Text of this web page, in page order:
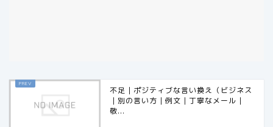
不足｜ポジティブな言い換え（ビジネス
｜別の言い方｜例文｜丁寧なメール｜
敬...